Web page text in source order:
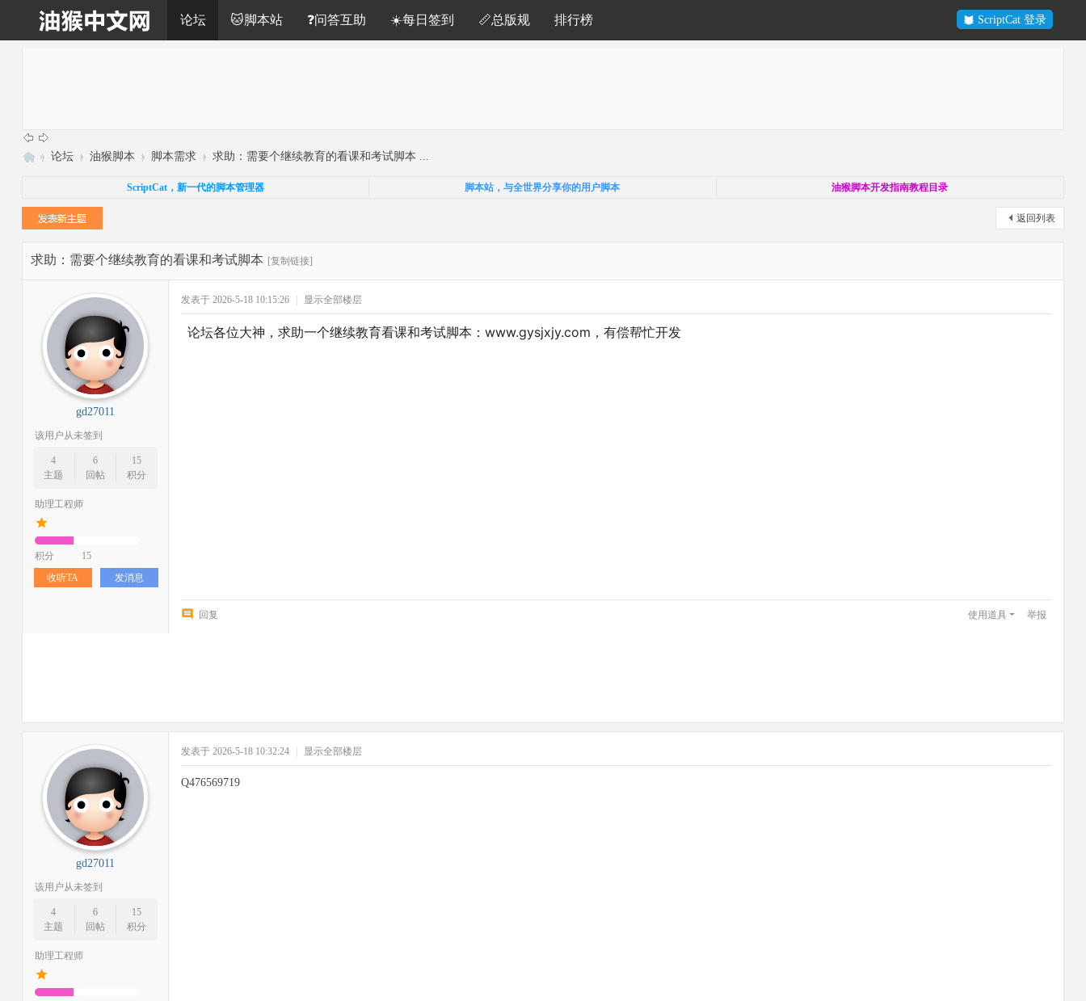
ScriptCat 登录
论坛 🐱脚本站 ❓问答互助 ☀️每日签到 📏总版规 排行榜
中
» 论坛 › 油猴脚本 › 脚本需求 › 求助：需要个继续教育的看课和考试脚本 ...
ScriptCat，新一代的脚本管理器 脚本站，与全世界分享你的用户脚本 油猴脚本开发指南教程目录
返回列表
求助：需要个继续教育的看课和考试脚本 [复制链接]
gd27011
该用户从未签到
4
主题
6
回帖
15
积分
助理工程师
积分
15
收听TA
发消息
发表于 2026-5-18 10:15:26 显示全部楼层
论坛各位大神，求助一个继续教育看课和考试脚本：www.gysjxjy.com，有偿帮忙开发
回复 使用道具 举报
gd27011
该用户从未签到
4
主题
6
回帖
15
积分
助理工程师
发表于 2026-5-18 10:32:24 显示全部楼层
Q476569719